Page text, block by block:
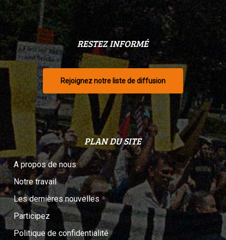
RESTEZ INFORMÉ
Rejoignez notre liste de diffusion
PLAN DU SITE
A propos de nous
Notre travail
Les dernières nouvelles
Participez
Politique de confidentialité